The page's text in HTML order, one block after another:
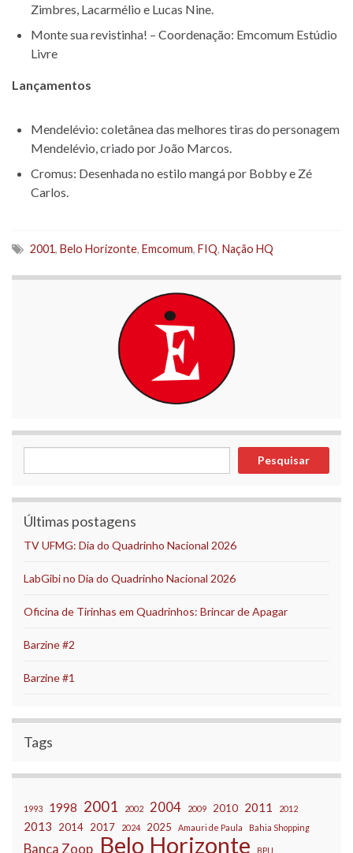
Zimbres, Lacarmélio e Lucas Nine.
Monte sua revistinha! – Coordenação: Emcomum Estúdio
Livre
Lançamentos
Mendelévio: coletânea das melhores tiras do personagem
Mendelévio, criado por João Marcos.
Cromus: Desenhada no estilo mangá por Bobby e Zé
Carlos.
2001, Belo Horizonte, Emcomum, FIQ, Nação HQ
Pesquisar
Últimas postagens
TV UFMG: Dia do Quadrinho Nacional 2026
LabGibi no Dia do Quadrinho Nacional 2026
Oficina de Tirinhas em Quadrinhos: Brincar de Apagar
Barzine #2
Barzine #1
Tags
1993 1998 2001 2002 2004 2009 2010 2011 2012
2013 2014 2017 2024 2025 Amauri de Paula Bahia Shopping
Banca Zoop Belo Horizonte BPIJ